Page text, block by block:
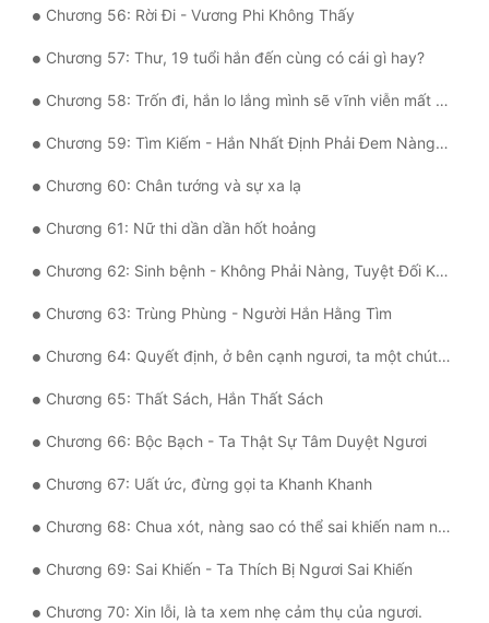
Chương 56: Rời Đi - Vương Phi Không Thấy
Chương 57: Thư, 19 tuổi hắn đến cùng có cái gì hay?
Chương 58: Trốn đi, hắn lo lắng mình sẽ vĩnh viễn mất nàng.
Chương 59: Tìm Kiếm - Hắn Nhất Định Phải Đem Nàng Tìm Đến
Chương 60: Chân tướng và sự xa lạ
Chương 61: Nữ thi dần dần hốt hoảng
Chương 62: Sinh bệnh - Không Phải Nàng, Tuyệt Đối Không Phải Là Nàng
Chương 63: Trùng Phùng - Người Hắn Hằng Tìm
Chương 64: Quyết định, ở bên cạnh ngươi, ta một chút cũng không ủy khuất...
Chương 65: Thất Sách, Hắn Thất Sách
Chương 66: Bộc Bạch - Ta Thật Sự Tâm Duyệt Ngươi
Chương 67: Uất ức, đừng gọi ta Khanh Khanh
Chương 68: Chua xót, nàng sao có thể sai khiến nam nhân khác?
Chương 69: Sai Khiến - Ta Thích Bị Ngươi Sai Khiến
Chương 70: Xin lỗi, là ta xem nhẹ cảm thụ của ngươi.